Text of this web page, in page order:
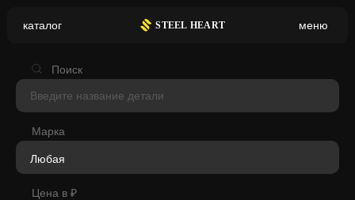
каталог STEEL HEART меню
Поиск
Марка
Цена в ₽